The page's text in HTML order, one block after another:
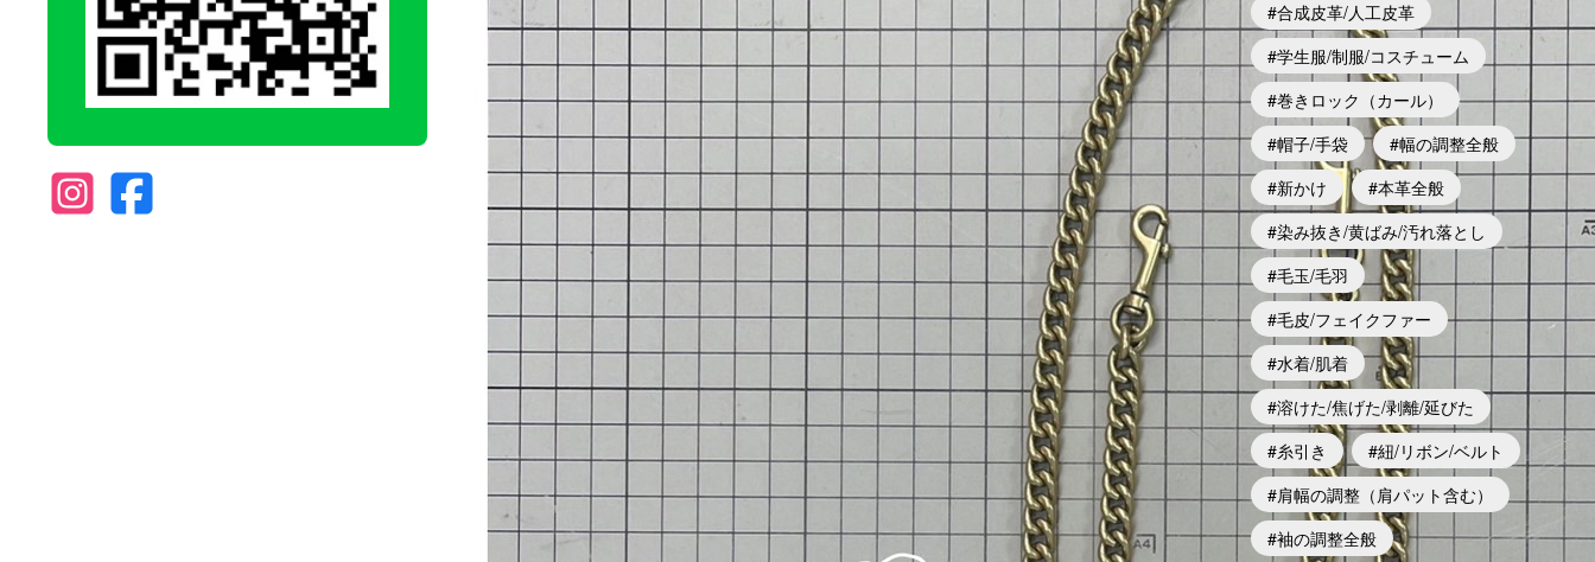
合成皮革/人工皮革
学生服/制服/コスチューム
巻きロック（カール）
帽子/手袋
幅の調整全般
新かけ
本革全般
染み抜き/黄ばみ/汚れ落とし
毛玉/毛羽
毛皮/フェイクファー
水着/肌着
溶けた/焦げた/剥離/延びた
糸引き
紐/リボン/ベルト
肩幅の調整（肩パット含む）
袖の調整全般